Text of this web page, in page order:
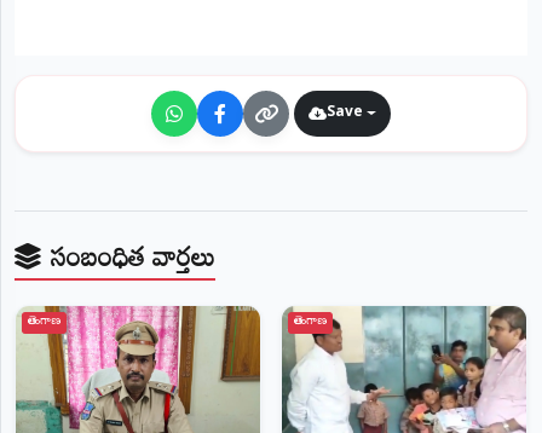
Save
సంబంధిత వార్తలు
తెలంగాణ తెలంగాణ